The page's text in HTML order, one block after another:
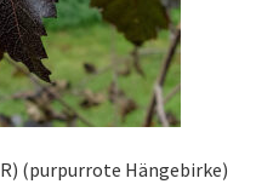
(purpurrote Hängebirke)